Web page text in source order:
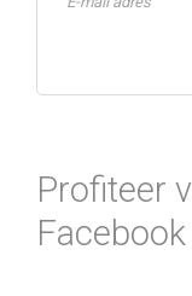
Profiteer